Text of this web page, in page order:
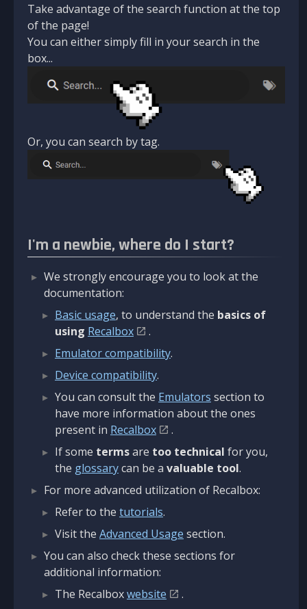
Take advantage of the search function at the top
of the page!
You can either simply fill in your search in the
box...
Or, you can search by tag.
I'm a newbie, where do I start?
We strongly encourage you to look at the
documentation:
Basic usage, to understand the basics of
using Recalbox
.
Emulator compatibility.
Device compatibility.
You can consult the Emulators section to
have more information about the ones
present in Recalbox
.
If some termsare too technical for you,
the glossarycan be a valuable tool.
For more advanced utilization of Recalbox:
Refer to the tutorials.
Visit the Advanced Usage section.
You can also check these sections for
additional information:
The Recalboxwebsite
.